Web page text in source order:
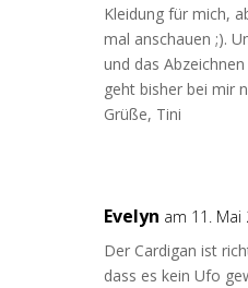
Kleidung für mich,
mal anschauen ;).
und das
geht bisher bei mir
Grüße, Tini
Evelyn am 11. Mai
Der Cardigan ist
dass es kein Ufo